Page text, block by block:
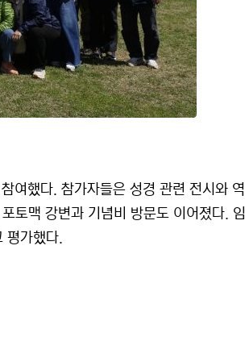
여했다. 참가자들은 성경 관련 전시와 역
토맥 강변과 기념비 방문도 이어졌다. 임
평가했다.